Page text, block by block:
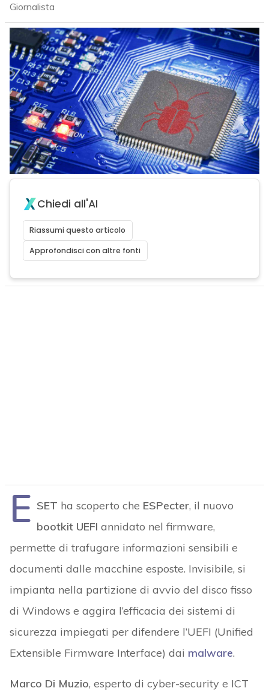
Giornalista
Chiedi all'AI
Riassumi questo articolo
Approfondisci con altre fonti
E SET ha scoperto che ESPecter, il nuovo
bootkit UEFI annidato nel firmware,
permette di trafugare informazioni sensibili e
documenti dalle macchine esposte. Invisibile, si
impianta nella partizione di avvio del disco fisso
di Windows e aggira l’efficacia dei sistemi di
sicurezza impiegati per difendere l’UEFI (Unified
Extensible Firmware Interface) dai malware.
Marco Di Muzio, esperto di cyber-security e ICT